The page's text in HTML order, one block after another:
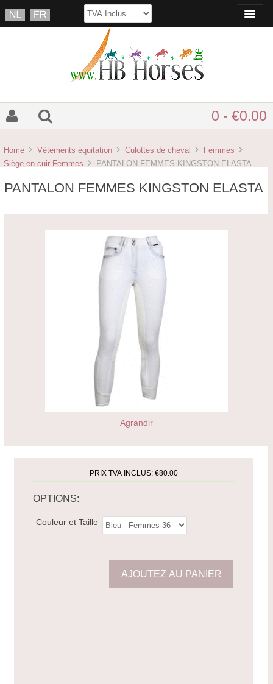
0 - €0.00
Home Vêtements équitation Culottes de cheval
Femmes
Siège en cuir Femmes
PANTALON FEMMES KINGSTON ELASTA
PANTALON FEMMES KINGSTON ELASTA
Agrandir
PRIX TVA INCLUS:€80.00
OPTIONS:
Couleur et Taille